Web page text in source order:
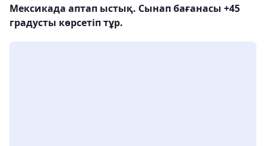
Мексикада аптап ыстық. Сынап бағанасы +45
градусты көрсетіп тұр.